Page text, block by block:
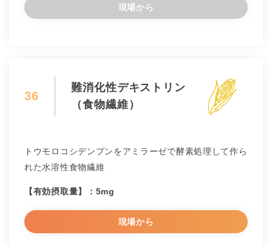
現場から
36
難消化性デキストリン
（食物繊維）
トウモロコシデンプンをアミラーゼで酵素処理して作ら
れた水溶性食物繊維
【有効摂取量】：5mg
現場から